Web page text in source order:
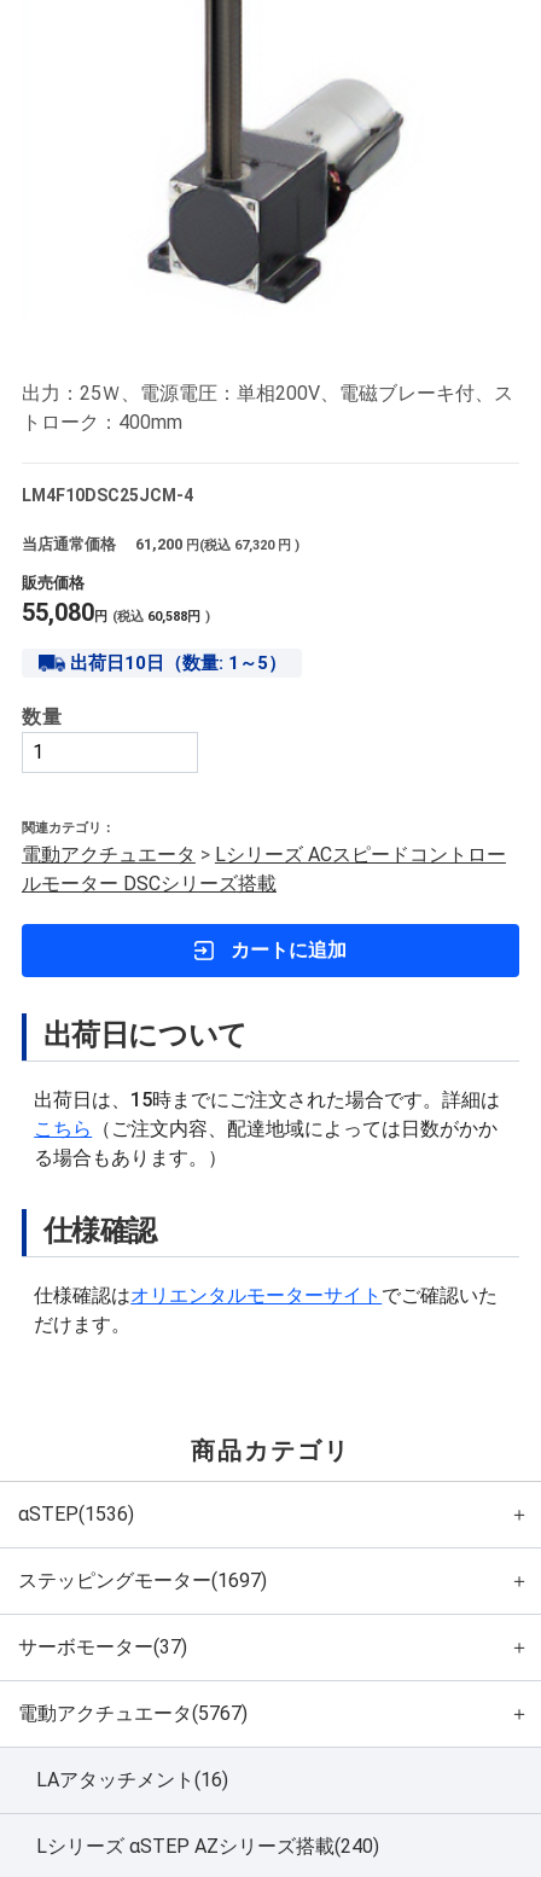
出力：25Ｗ、電源電圧：単相200V、電磁ブレーキ付、ス
トローク：400mm
LM4F10DSC25JCM-4
当店通常価格 61,200 円(税込 67,320 円 )
販売価格
55,080円 (税込 60,588円 )
出荷日10日（数量: 1～5）
数量
関連カテゴリ：
電動アクチュエータ > Lシリーズ ACスピードコントロー
ルモーター DSCシリーズ搭載
カートに追加
出荷日について
出荷日は、15時までにご注文された場合です。詳細は
こちら
（ご注文内容、配達地域によっては日数がかか
る場合もあります。）
仕様確認
仕様確認はオリエンタルモーターサイト でご確認いた
だけます。
商品カテゴリ
αSTEP(1536) ＋
ステッピングモーター(1697) ＋
サーボモーター(37) ＋
電動アクチュエータ(5767) ＋
LAアタッチメント(16)
Lシリーズ αSTEP AZシリーズ搭載(240)